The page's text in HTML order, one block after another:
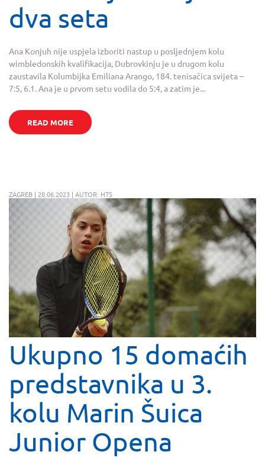
dva seta
Ana Konjuh nije uspjela izboriti nastup u posljednjem kolu
wimbledonskih kvalifikacija, Dubrovkinju je u drugom kolu
zaustavila Kolumbijka Emiliana Arango, 184. tenisačica svijeta –
7:5, 6.1. Ana je u prvom setu vodila do 5:4, a zatim je...
READ MORE
ZAGREB | 28.06.2023 | AUTOR: HTS
Ukupno 15 domaćih
predstavnika u 3.
kolu Marin Šuica
Junior Opena